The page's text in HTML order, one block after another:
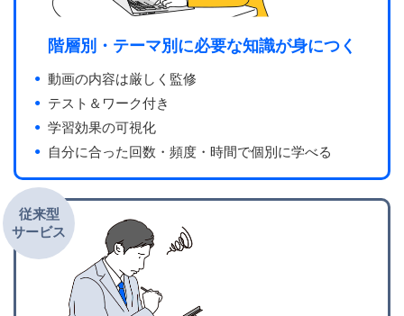
階層別・テーマ別に必要な知識が身につく
動画の内容は厳しく監修
テスト＆ワーク付き
学習効果の可視化
自分に合った回数・頻度・時間で個別に学べる
従来型
サービス